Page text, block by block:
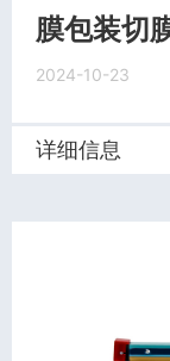
膜包装切
2024-10-23
详细信息